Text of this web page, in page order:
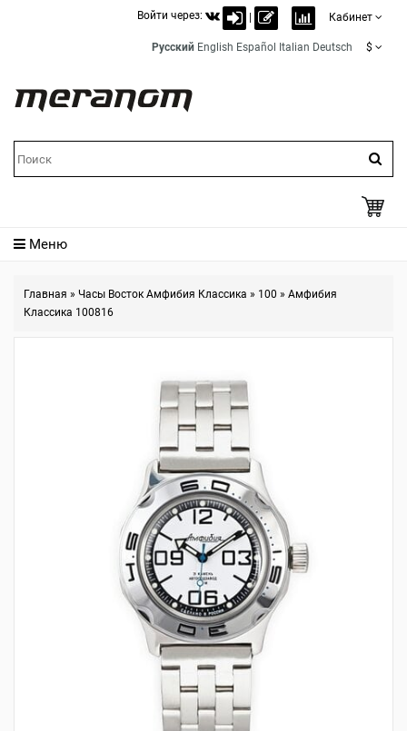
Войти через: Кабинет
Русский English Español Italian Deutsch $
Меню
Главная » Часы Восток Амфибия Классика » 100 » Амфибия
Классика 100816